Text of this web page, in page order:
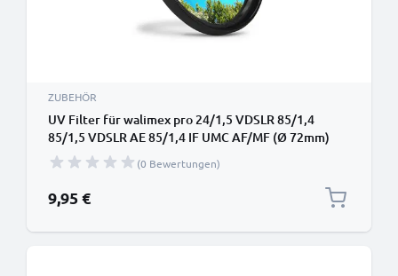
ZUBEHÖR
UV Filter für walimex pro 24/1,5 VDSLR 85/1,4
85/1,5 VDSLR AE 85/1,4 IF UMC AF/MF (Ø 72mm)
Objektive und Kameras mit Ø 72mm Filtergewinde -
Schutzfilter / Schutzglas, Sperrfilter, Klarfilter
(0 Bewertungen)
9,95 €